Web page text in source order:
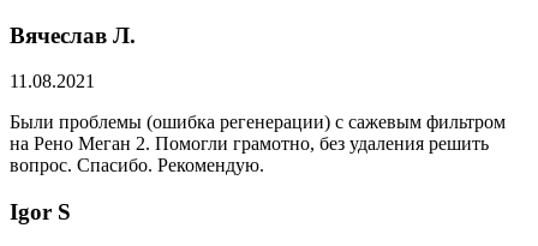
Вячеслав Л.
11.08.2021
Были проблемы (ошибка регенерации) с сажевым фильтром
на Рено Меган 2. Помогли грамотно, без удаления решить
вопрос. Спасибо. Рекомендую.
​Igor S